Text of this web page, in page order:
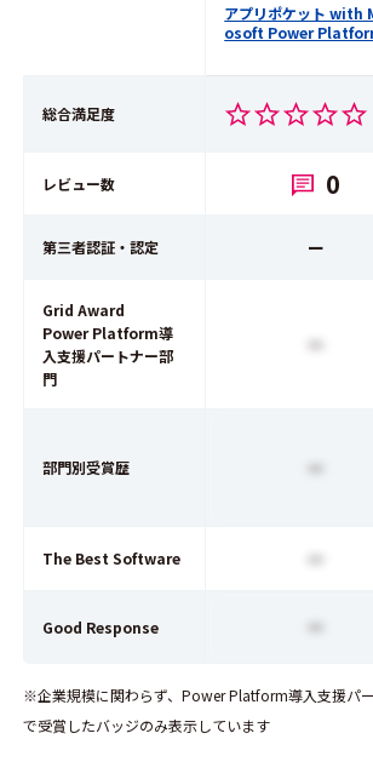
アプリポケット with
osoft Power
総合満足度
レビュー数 0
第三者認証・認定 ー
Grid Award
Power Platform導
入支援パートナー部
門
ー
部門別受賞歴 ー
The Best Software ー
Good Response ー
※企業規模に関わらず、Power Platform導入支援パ
で受賞したバッジのみ表示しています